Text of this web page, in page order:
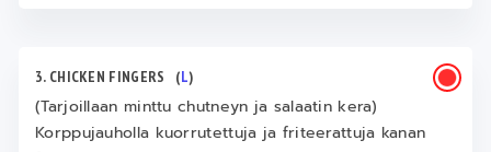
3. CHICKEN FINGERS (L)
(Tarjoillaan minttu chutneyn ja salaatin kera)
Korppujauholla kuorrutettuja ja friteerattuja kanan